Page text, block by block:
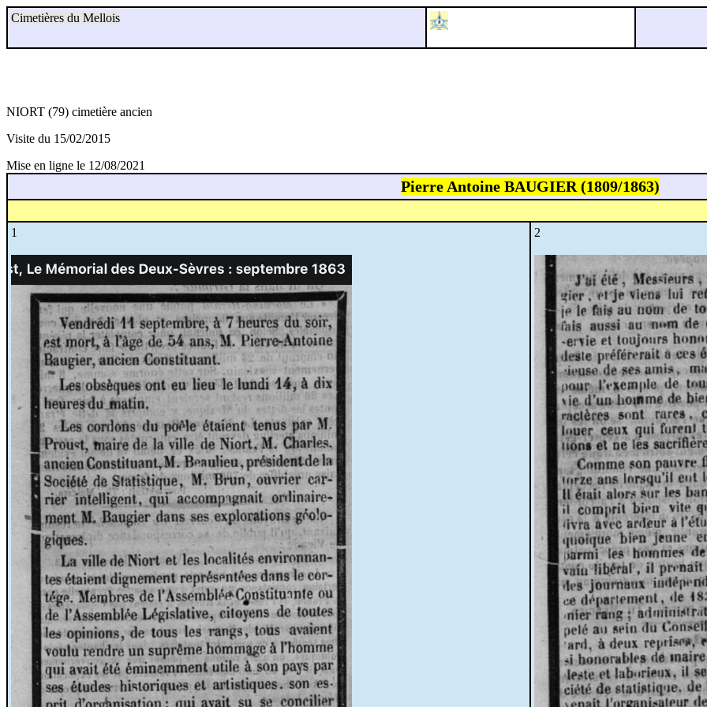
Cimetières du Mellois
NIORT (79) cimetière ancien
Visite du 15/02/2015
Mise en ligne le 12/08/2021
Pierre Antoine BAUGIER (1809/1863)
1 2